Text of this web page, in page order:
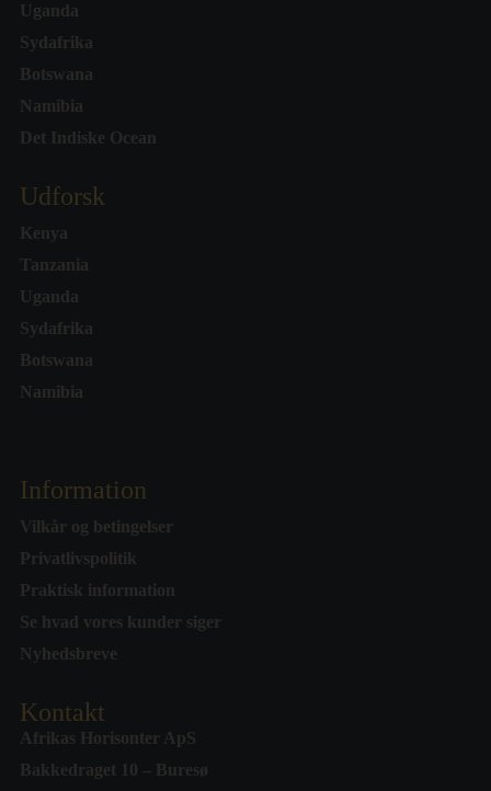
Uganda
Sydafrika
Botswana
Namibia
Det Indiske Ocean
Udforsk
Kenya
Tanzania
Uganda
Sydafrika
Botswana
Namibia
Information
Vilkår og betingelser
Privatlivspolitik
Praktisk information
Se hvad vores kunder siger
Nyhedsbreve
Kontakt
Afrikas Horisonter ApS
Bakkedraget 10 – Buresø